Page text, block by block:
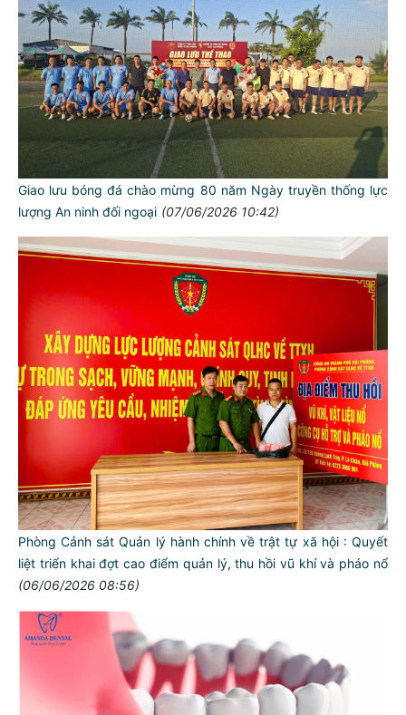
Giao lưu bóng đá chào mừng 80 năm Ngày truyền thống lực
lượng An ninh đối ngoại (07/06/2026 10:42)
Phòng Cảnh sát Quản lý hành chính về trật tự xã hội : Quyết
liệt triển khai đợt cao điểm quản lý, thu hồi vũ khí và pháo nổ
(06/06/2026 08:56)